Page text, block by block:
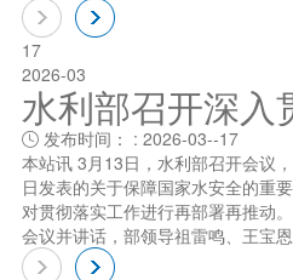
17
2026-03
水利部召开深入
发布时间： : 2026-03--17
本站讯 3月13日，水利部召开会议
日发表的关于保障国家水安全的重
对贯彻落实工作进行再部署再推动
会议并讲话，部领导祖雷鸣、王宝